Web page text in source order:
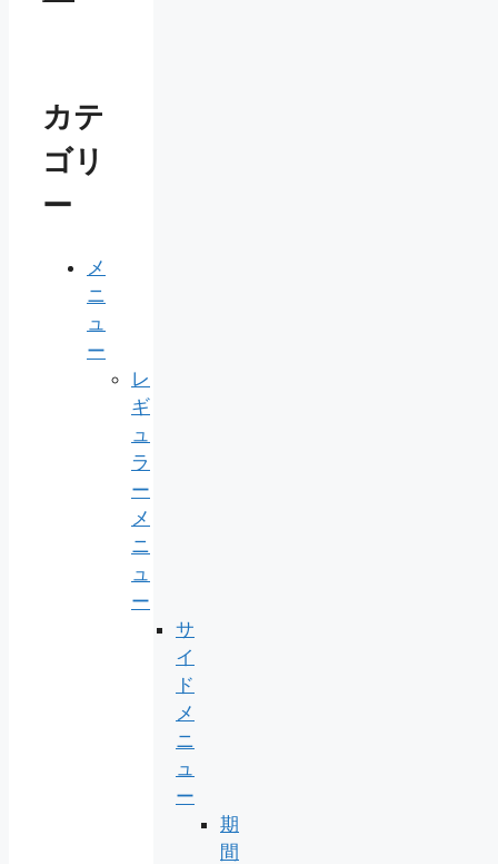
カテ
ゴリ
ー
メ
ニ
ュ
ー
レ
ギ
ュ
ラ
ー
メ
ニ
ュ
ー
サ
イ
ド
メ
ニ
ュ
ー
期
間